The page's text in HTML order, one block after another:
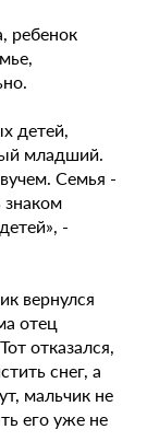
ребенок
детей,
младший.
Семья -
знаком
-
вернулся
отец
отказался,
снег, а
мальчик не
его уже не